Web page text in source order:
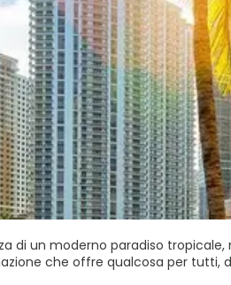
di un moderno paradiso
che offre qualcosa per tutti,